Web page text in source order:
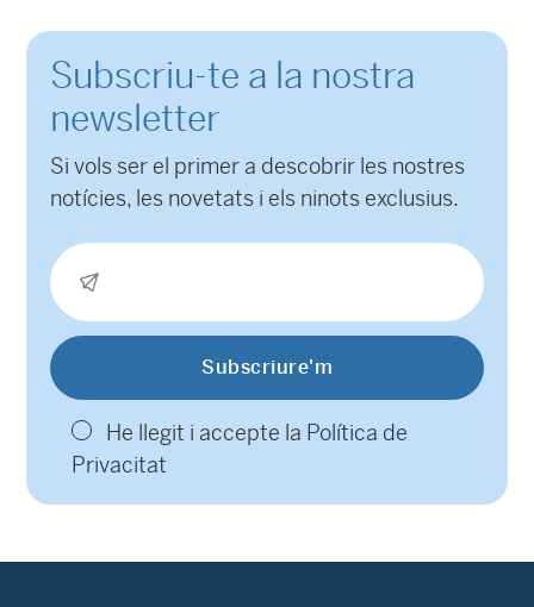
Subscriu-te a la nostra
newsletter
Si vols ser el primer a descobrir les nostres
notícies, les novetats i els ninots exclusius.
He llegit i accepte la Política de
Privacitat